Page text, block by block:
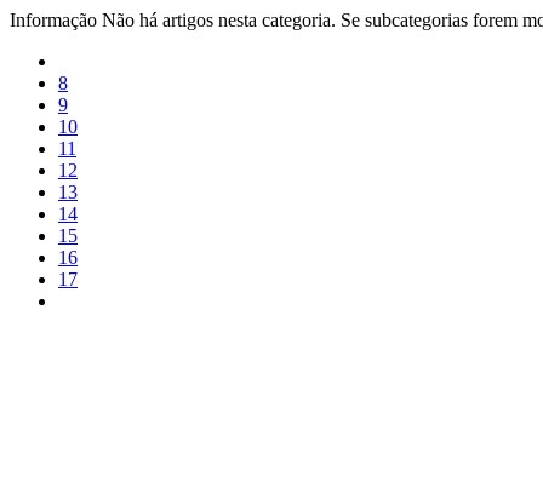
Informação Não há artigos nesta categoria. Se subcategorias forem
8
9
10
11
12
13
14
15
16
17